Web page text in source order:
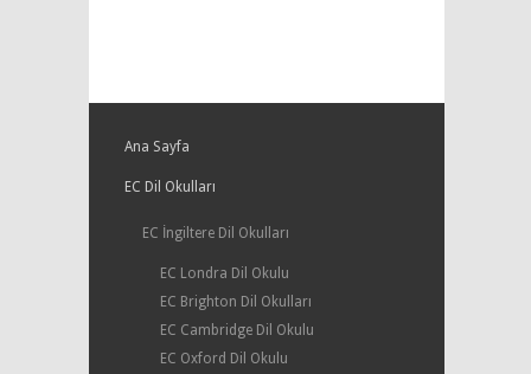
Ana Sayfa
EC Dil Okulları
EC İngiltere Dil Okulları
EC Londra Dil Okulu
EC Brighton Dil Okulları
EC Cambridge Dil Okulu
EC Oxford Dil Okulu